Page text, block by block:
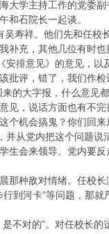
大学主持工作的党委
和石院长一起谈。
寿祥。他们先和任校
补充，其他几位有时
安排意见》的意见，
批评，错了，我们作
的大字报，什么意见
见，说话方面也有不
个机会搞鬼？你们回
并从党内把这个问题
生会来领导。党内要
那种敌对情绪。任校
行到河卡”等问题，那
不对的”。对任校长的